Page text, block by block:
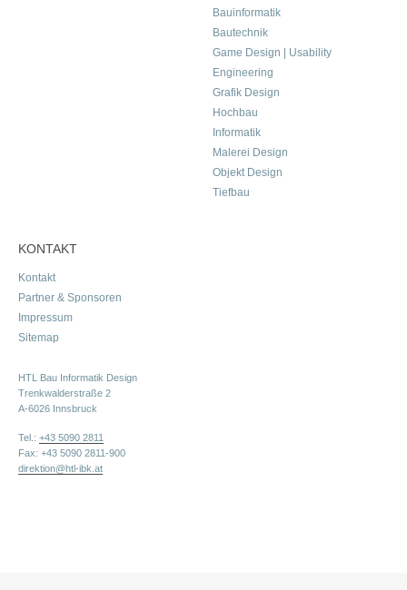
Bauinformatik
Bautechnik
Game Design | Usability
Engineering
Grafik Design
Hochbau
Informatik
Malerei Design
Objekt Design
Tiefbau
KONTAKT
Kontakt
Partner & Sponsoren
Impressum
Sitemap
HTL Bau Informatik Design
Trenkwalderstraße 2
A-6026 Innsbruck
Tel.: +43 5090 2811
Fax: +43 5090 2811-900
direktion@htl-ibk.at